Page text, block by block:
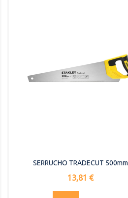
SERRUCHO TRADECUT 500mm
Precio
13,81 €